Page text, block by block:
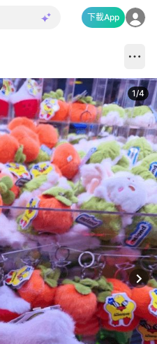
下載App
1/4